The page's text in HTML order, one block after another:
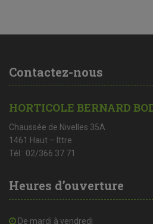
Contactez-nous
HORTICOLE BERNARD
Chaussée de Nivelles 35A
1461 Haut – Ittre
Tél : 02/366 37 71
Heures d’ouverture
De mardi à vendredi